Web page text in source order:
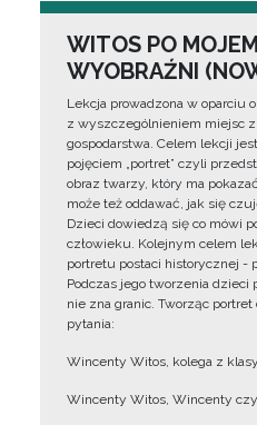
WITOS PO
WYOBRAŹNI
Lekcja prowadzona w oparciu
z wyszczególnieniem miejsc
gospodarstwa. Celem lekcji
pojęciem „portret” czyli
obraz twarzy, który ma
może też oddawać, jak się
Dzieci dowiedzą się co mówi
człowieku. Kolejnym celem
portretu postaci historycznej -
Podczas jego tworzenia dzieci
nie zna granic. Tworząc
pytania:
Wincenty Witos, kolega z
Wincenty Witos, Wincenty